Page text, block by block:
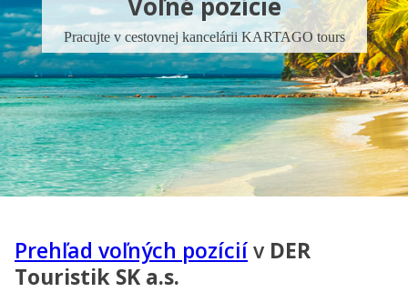
Pracujte v cestovnej kancelárii KARTAGO tours
Prehľad voľných pozíciív DER
Touristik SK a.s.